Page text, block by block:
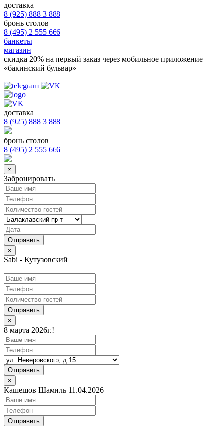
доставка
8 (925) 888 3 888
бронь столов
8 (495) 2 555 666
банкеты
магазин
скидка 20% на первый заказ через мобильное приложение
«бакинский бульвар»
доставка
8 (925) 888 3 888
бронь столов
8 (495) 2 555 666
×
Забронировать
×
Sabi - Кутузовский
Отправить
×
8 марта 2026г.!
Отправить
×
Кашешов Шамиль 11.04.2026
Отправить